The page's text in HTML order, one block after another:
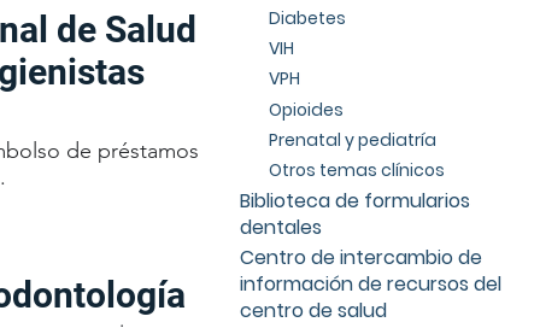
de Salud
de préstamos
Diabetes
VIH
VPH
Opioides
Prenatal y pediatría
Otros temas clínicos
Biblioteca de formularios
dentales
Centro de intercambio de
información de recursos del
centro de salud